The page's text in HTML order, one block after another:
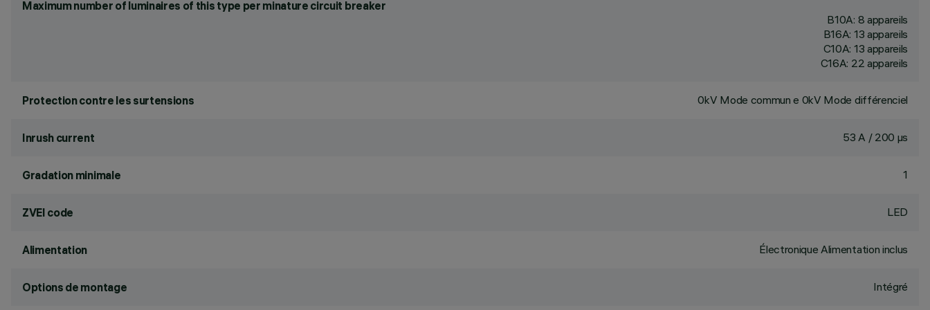
Maximum number of luminaires of this type per minature circuit breaker
B10A: 8 appareils
B16A: 13 appareils
C10A: 13 appareils
C16A: 22 appareils
Protection contre les surtensions 0kV Mode commun e 0kV Mode différenciel
Inrush current 53 A / 200 µs
Gradation minimale 1
ZVEI code LED
Alimentation Électronique Alimentation inclus
Options de montage Intégré